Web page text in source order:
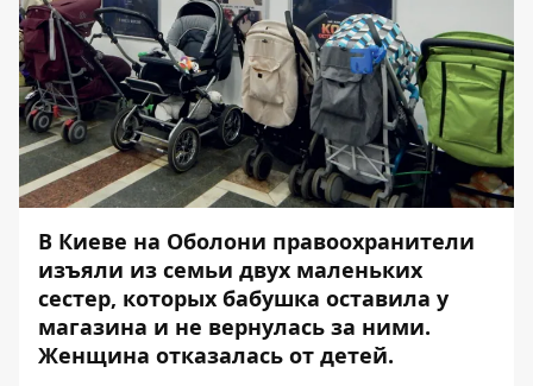
В Киеве на Оболони правоохранители
изъяли из семьи двух маленьких
сестер, которых бабушка оставила у
магазина и не вернулась за ними.
Женщина отказалась от детей.